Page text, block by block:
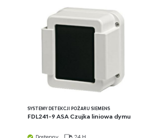
SYSTEMY DETEKCJI POŻARU SIEMENS
FDL241-9 ASA Czujka liniowa dymu